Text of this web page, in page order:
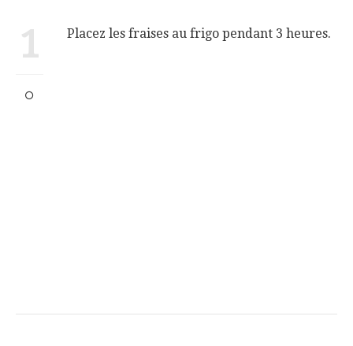
1 Placez les fraises au frigo pendant 3 heures.